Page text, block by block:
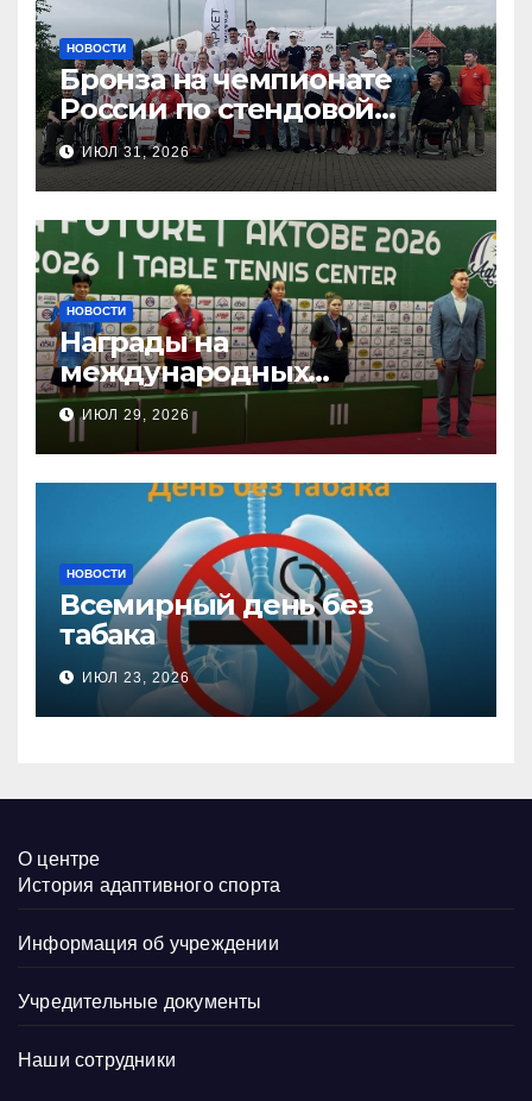
НОВОСТИ
Бронза на чемпионате
России по стендовой
стрельбе
ИЮЛ 31, 2026
НОВОСТИ
Награды на
международных
соревнованиях
настольного тенниса ПОДА
ИЮЛ 29, 2026
НОВОСТИ
Всемирный день без
табака
ИЮЛ 23, 2026
О центре
История адаптивного спорта
Информация об учреждении
Учредительные документы
Наши сотрудники